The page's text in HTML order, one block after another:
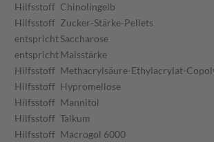
Hilfsstoff Chinolingelb
Hilfsstoff Zucker-Stärke-Pellets
entsprichtSaccharose
entsprichtMaisstärke
Hilfsstoff Methacrylsäure-Ethylacrylat-
Hilfsstoff Hypromellose
Hilfsstoff Mannitol
Hilfsstoff Talkum
Hilfsstoff Macrogol 6000